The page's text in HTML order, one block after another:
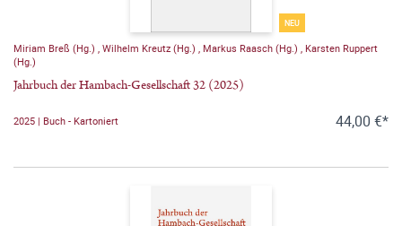
NEU
Miriam Breß (Hg.) Wilhelm Kreutz (Hg.) Markus Raasch (Hg.)
Karsten Ruppert
(Hg.)
Jahrbuch der Hambach-Gesellschaft 32 (2025)
2025 | Buch - Kartoniert 44,00 €*